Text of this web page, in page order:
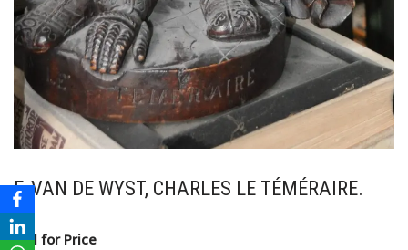
F. VAN DE WYST, CHARLES LE TÉMÉRAIRE.
Call for Price